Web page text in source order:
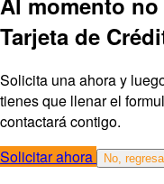
Tarjeta de
Solicita una ahora y
tienes que llenar el
contactará contigo.
Solicitar ahora
No,